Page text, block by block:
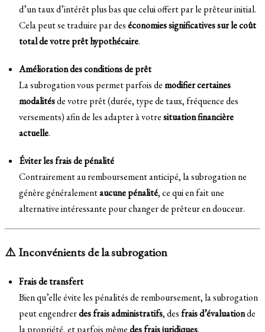
d’un taux d’intérêt plus bas que celui offert par le prêteur initial.
Cela peut se traduire par deséconomies significatives sur le coût
total de votre prêt hypothécaire.
Amélioration des conditions de prêt
La subrogation vous permet parfois demodifier certaines
modalitésde votre prêt (durée, type de taux, fréquence des
versements) afin de les adapter à votresituation financière
actuelle.
Éviter les frais de pénalité
Contrairement au remboursement anticipé, la subrogation ne
génère généralementaucune pénalité, ce qui en fait une
alternative intéressante pour changer de prêteur en douceur.
⚠️ Inconvénients de la subrogation
Frais de transfert
Bien qu’elle évite les pénalités de remboursement, la subrogation
peut engendrerdes frais administratifs, desfrais d’évaluationde
la propriété, et parfois mêmedes frais juridiques.